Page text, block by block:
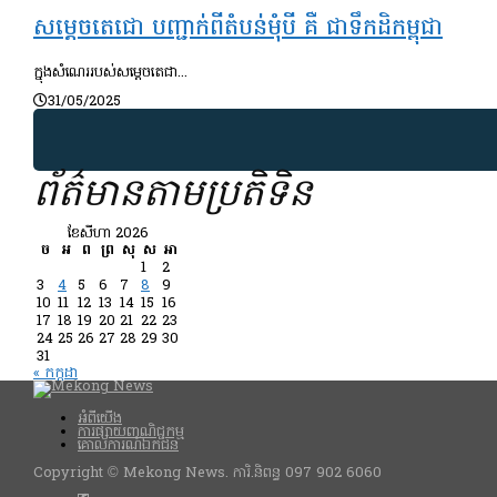
សម្តេចតេជោ បញ្ជាក់ពីតំបន់មុំបី គឺ ជាទឹកដិកម្ពុជា
ក្នុងសំណេររបស់សម្តេចតេជា...
31/05/2025
ព័ត៌មានតាមប្រតិទិន
ខែ​សីហា 2026
ច អ ព ព្រ សុ ស អា
1
2
3
4 5 6 7 8 9
10 11 12 13 14 15 16
17 18 19 20 21 22 23
24 25 26 27 28 29 30
31
« កក្កដា
អំពីយើង
ការផ្សាយពាណិជ្ជកម្ម
គោលការណ៍ឯកជន
Copyright © Mekong News. ការិ.និពន្ធ 097 902 6060